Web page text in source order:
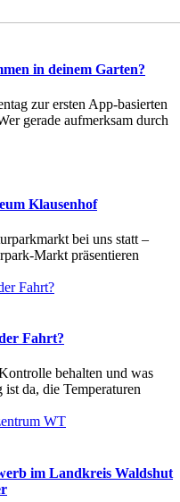
in deinem Garten?
zur ersten App-basierten
gerade aufmerksam durch
Klausenhof
bei uns statt –
Markt präsentieren
Fahrt?
behalten und was
da, die Temperaturen
im Landkreis Waldshut